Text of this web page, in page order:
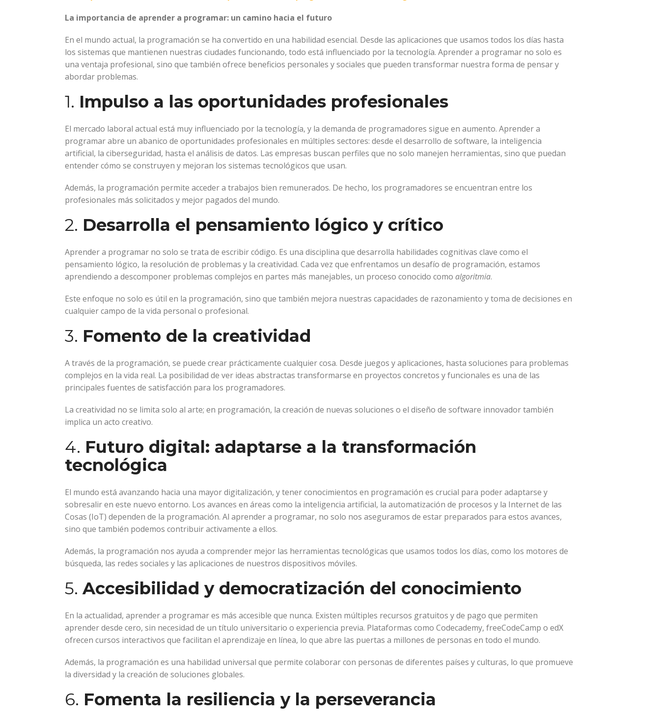
La importancia de aprender a programar: un camino hacia el futuro
En el mundo actual, la programación se ha convertido en una habilidad esencial. Desde las aplicaciones que usamos todos los días hasta
los sistemas que mantienen nuestras ciudades funcionando, todo está influenciado por la tecnología. Aprender a programar no solo es
una ventaja profesional, sino que también ofrece beneficios personales y sociales que pueden transformar nuestra forma de pensar y
abordar problemas.
1. Impulso a las oportunidades profesionales
El mercado laboral actual está muy influenciado por la tecnología, y la demanda de programadores sigue en aumento. Aprender a
programar abre un abanico de oportunidades profesionales en múltiples sectores: desde el desarrollo de software, la inteligencia
artificial, la ciberseguridad, hasta el análisis de datos. Las empresas buscan perfiles que no solo manejen herramientas, sino que puedan
entender cómo se construyen y mejoran los sistemas tecnológicos que usan.
Además, la programación permite acceder a trabajos bien remunerados. De hecho, los programadores se encuentran entre los
profesionales más solicitados y mejor pagados del mundo.
2. Desarrolla el pensamiento lógico y crítico
Aprender a programar no solo se trata de escribir código. Es una disciplina que desarrolla habilidades cognitivas clave como el
pensamiento lógico, la resolución de problemas y la creatividad. Cada vez que enfrentamos un desafío de programación, estamos
aprendiendo a descomponer problemas complejos en partes más manejables, un proceso conocido como algoritmia.
Este enfoque no solo es útil en la programación, sino que también mejora nuestras capacidades de razonamiento y toma de decisiones en
cualquier campo de la vida personal o profesional.
3. Fomento de la creatividad
A través de la programación, se puede crear prácticamente cualquier cosa. Desde juegos y aplicaciones, hasta soluciones para problemas
complejos en la vida real. La posibilidad de ver ideas abstractas transformarse en proyectos concretos y funcionales es una de las
principales fuentes de satisfacción para los programadores.
La creatividad no se limita solo al arte; en programación, la creación de nuevas soluciones o el diseño de software innovador también
implica un acto creativo.
4. Futuro digital: adaptarse a la transformación
tecnológica
El mundo está avanzando hacia una mayor digitalización, y tener conocimientos en programación es crucial para poder adaptarse y
sobresalir en este nuevo entorno. Los avances en áreas como la inteligencia artificial, la automatización de procesos y la Internet de las
Cosas (IoT) dependen de la programación. Al aprender a programar, no solo nos aseguramos de estar preparados para estos avances,
sino que también podemos contribuir activamente a ellos.
Además, la programación nos ayuda a comprender mejor las herramientas tecnológicas que usamos todos los días, como los motores de
búsqueda, las redes sociales y las aplicaciones de nuestros dispositivos móviles.
5.Accesibilidad y democratización del conocimiento
En la actualidad, aprender a programar es más accesible que nunca. Existen múltiples recursos gratuitos y de pago que permiten
aprender desde cero, sin necesidad de un título universitario o experiencia previa. Plataformas como Codecademy, freeCodeCamp o edX
ofrecen cursos interactivos que facilitan el aprendizaje en línea, lo que abre las puertas a millones de personas en todo el mundo.
Además, la programación es una habilidad universal que permite colaborar con personas de diferentes países y culturas, lo que promueve
la diversidad y la creación de soluciones globales.
6. Fomenta la resiliencia y la perseverancia